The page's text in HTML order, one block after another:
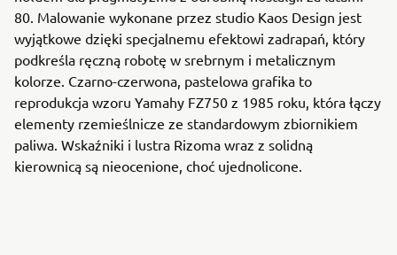
80. Malowanie wykonane przez studio Kaos Design jest
wyjątkowe dzięki specjalnemu efektowi zadrapań, który
podkreśla ręczną robotę w srebrnym i metalicznym
kolorze. Czarno-czerwona, pastelowa grafika to
reprodukcja wzoru Yamahy FZ750 z 1985 roku, która łączy
elementy rzemieślnicze ze standardowym zbiornikiem
paliwa. Wskaźniki i lustra Rizoma wraz z solidną
kierownicą są nieocenione, choć ujednolicone.